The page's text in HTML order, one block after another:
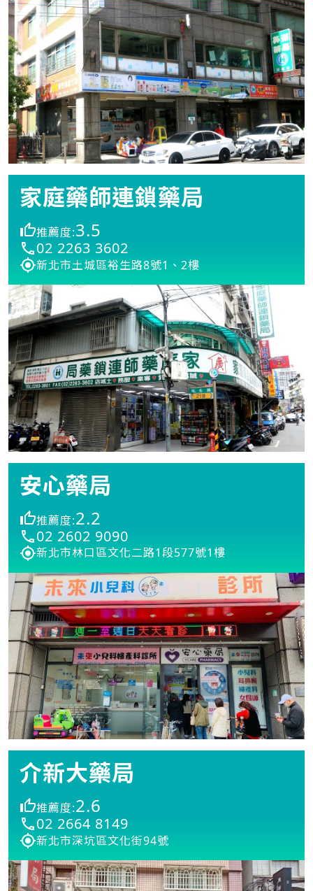
家庭藥師連鎖藥局
推薦度:3.5
02 2263 3602
新北市土城區裕生路8號1、2樓
安心藥局
推薦度:2.2
02 2602 9090
新北市林口區文化二路1段577號1樓
介新大藥局
推薦度:2.6
02 2664 8149
新北市深坑區文化街94號